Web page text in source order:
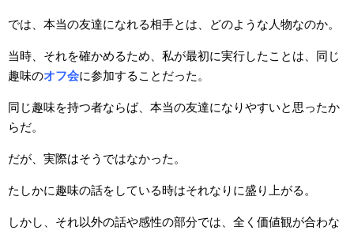
では、本当の友達になれる相手とは、どのような人物なのか。
当時、それを確かめるため、私が最初に実行したことは、同じ
趣味のオフ会に参加することだった。
同じ趣味を持つ者ならば、本当の友達になりやすいと思ったか
らだ。
だが、実際はそうではなかった。
たしかに趣味の話をしている時はそれなりに盛り上がる。
しかし、それ以外の話や感性の部分では、全く価値観が合わな